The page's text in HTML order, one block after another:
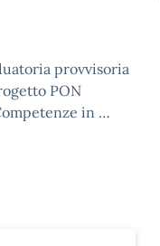
provvisoria
PON
in …